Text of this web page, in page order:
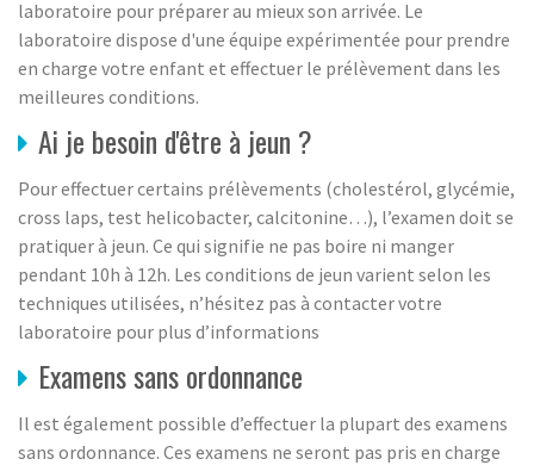
laboratoire pour préparer au mieux son arrivée. Le
laboratoire dispose d'une équipe expérimentée pour prendre
en charge votre enfant et effectuer le prélèvement dans les
meilleures conditions.
Ai je besoin d'être à jeun ?
Pour effectuer certains prélèvements (cholestérol, glycémie,
cross laps, test helicobacter, calcitonine…), l’examen doit se
pratiquer à jeun. Ce qui signifie ne pas boire ni manger
pendant 10h à 12h. Les conditions de jeun varient selon les
techniques utilisées, n’hésitez pas à contacter votre
laboratoire pour plus d’informations
Examens sans ordonnance
Il est également possible d’effectuer la plupart des examens
sans ordonnance. Ces examens ne seront pas pris en charge